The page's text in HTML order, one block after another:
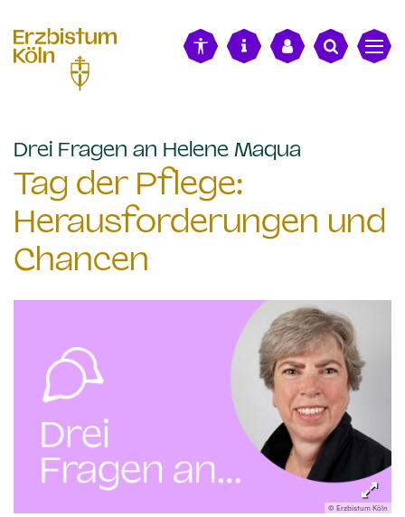
Drei Fragen an Helene Maqua
Tag der Pflege:
Herausforderungen und
Chancen
© Erzbistum Köln